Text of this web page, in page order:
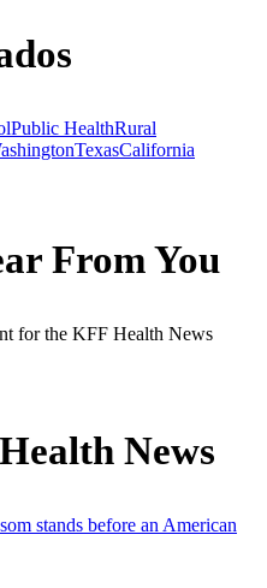
Public HealthRural
TexasCalifornia
From You
for the KFF Health News
News